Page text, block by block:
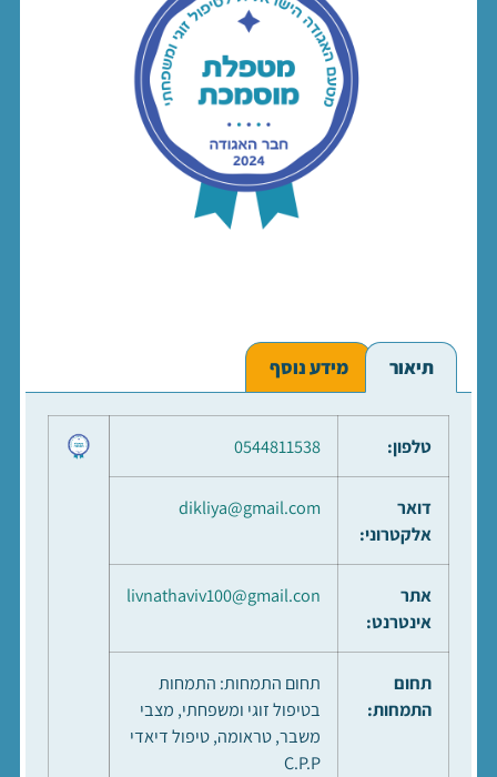
תיאור מידע נוסף
טלפון: 0544811538
דואר
אלקטרוני:
dikliya@gmail.com
אתר
אינטרנט:
livnathaviv100@gmail.con
תחום
התמחות:
תחום התמחות: התמחות
בטיפול זוגי ומשפחתי, מצבי
משבר, טראומה, טיפול דיאדי
C.P.P